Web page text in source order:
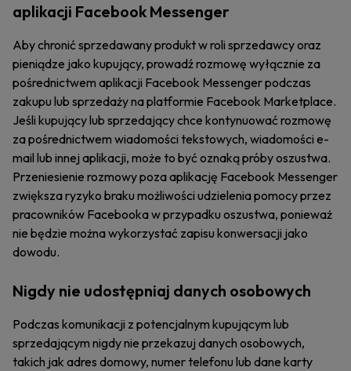
aplikacji Facebook Messenger
Aby chronić sprzedawany produkt w roli sprzedawcy oraz
pieniądze jako kupujący, prowadź rozmowę wyłącznie za
pośrednictwem aplikacji Facebook Messenger podczas
zakupu lub sprzedaży na platformie Facebook Marketplace.
Jeśli kupujący lub sprzedający chce kontynuować rozmowę
za pośrednictwem wiadomości tekstowych, wiadomości e-
mail lub innej aplikacji, może to być oznaką próby oszustwa.
Przeniesienie rozmowy poza aplikację Facebook Messenger
zwiększa ryzyko braku możliwości udzielenia pomocy przez
pracowników Facebooka w przypadku oszustwa, ponieważ
nie będzie można wykorzystać zapisu konwersacji jako
dowodu.
Nigdy nie udostępniaj danych osobowych
Podczas komunikacji z potencjalnym kupującym lub
sprzedającym nigdy nie przekazuj danych osobowych,
takich jak adres domowy, numer telefonu lub dane karty